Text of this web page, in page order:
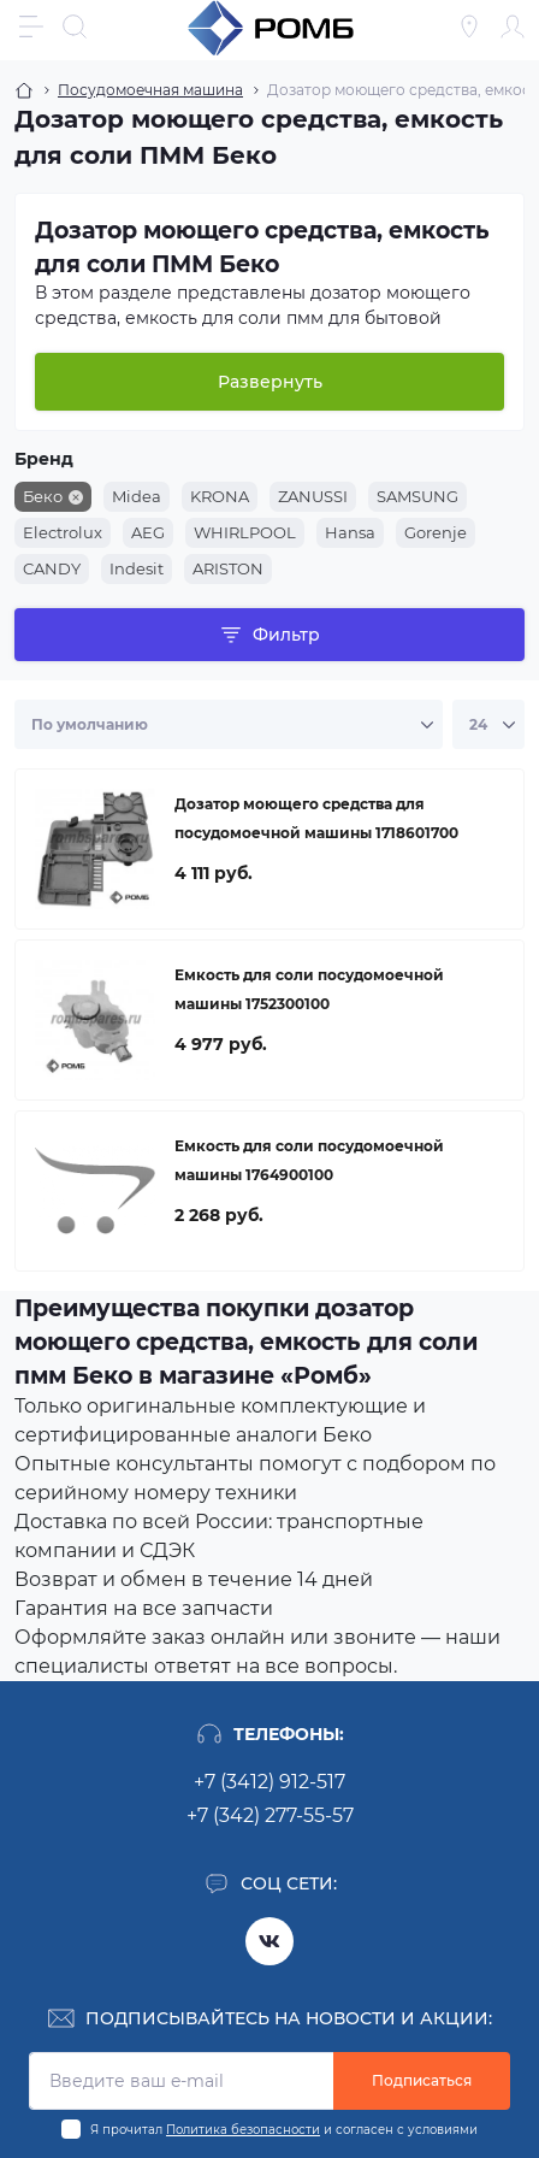
Посудомоечная машина Дозатор моющего средства,
Дозатор моющего средства, емкость
для соли ПММ Беко
Дозатор моющего средства, емкость
для соли ПММ Беко
В этом разделе представлены дозатор моющего
средства, емкость для соли пмм для бытовой
аналоги от ведущих брендов. Все товары проходят
Если вы не уверены в подборе — отправьте нам
модель вашей техники, и мы поможем подобрать
нужный дозатор моющего средства, емкость для
соли пмм Беко, совместимый с вашим
устройством.
Развернуть
Бренд
Беко Midea KRONA ZANUSSI
SAMSUNG
Electrolux
AEG WHIRLPOOL Hansa
Gorenje
CANDY
Indesit ARISTON
Фильтр
Дозатор моющего средства для
посудомоечной машины 1718601700
4 111 руб.
Емкость для соли посудомоечной
машины 1752300100
4 977 руб.
Емкость для соли посудомоечной
машины 1764900100
2 268 руб.
Преимущества покупки дозатор
моющего средства, емкость для соли
пмм Беко в магазине «Ромб»
Только оригинальные комплектующие и
сертифицированные аналоги Беко
Опытные консультанты помогут с подбором по
серийному номеру техники
Доставка по всей России: транспортные
компании и СДЭК
Возврат и обмен в течение 14 дней
Гарантия на все запчасти
Оформляйте заказ онлайн или звоните — наши
специалисты ответят на все вопросы.
ТЕЛЕФОНЫ:
+7 (3412) 912-517
+7 (342) 277-55-57
СОЦ СЕТИ:
ПОДПИСЫВАЙТЕСЬ НА НОВОСТИ И АКЦИИ:
Подписаться
Я прочитал Политика безопасности и согласен с условиями